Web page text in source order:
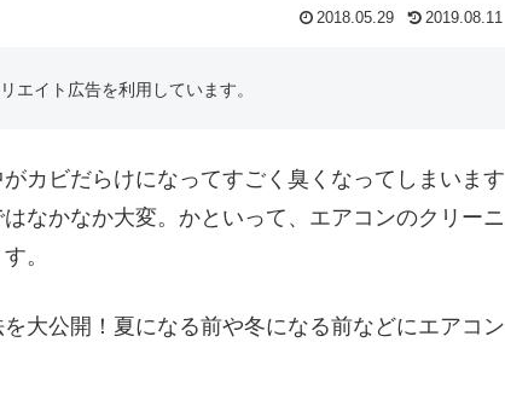
2018.05.29 2019.08.11
エイト広告を利用しています。
カビだらけになってすごく臭くなってしまいます
なかなか大変。かといって、エアコンのクリーニ
。
大公開！夏になる前や冬になる前などにエアコン